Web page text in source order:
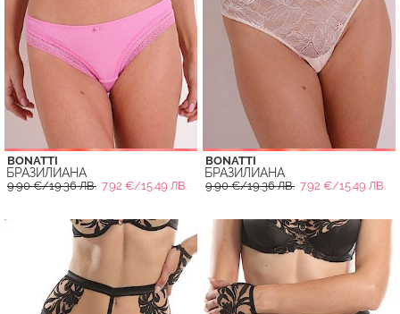
BONATTI
БРАЗИЛИАНА
9.90 €/19.36 ЛВ. 7.92 €/15.49 ЛВ.
BONATTI
БРАЗИЛИАНА
9.90 €/19.36 ЛВ. 7.92 €/15.49 ЛВ.